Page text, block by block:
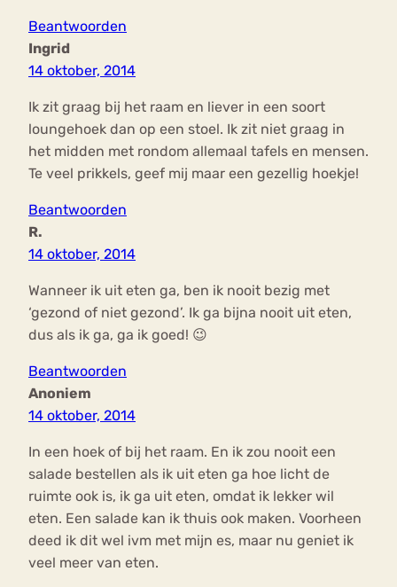
Beantwoorden
Ingrid
14 oktober, 2014
Ik zit graag bij het raam en liever in een soort
loungehoek dan op een stoel. Ik zit niet graag in
het midden met rondom allemaal tafels en mensen.
Te veel prikkels, geef mij maar een gezellig hoekje!
Beantwoorden
R.
14 oktober, 2014
Wanneer ik uit eten ga, ben ik nooit bezig met
‘gezond of niet gezond’. Ik ga bijna nooit uit eten,
dus als ik ga, ga ik goed! 😉
Beantwoorden
Anoniem
14 oktober, 2014
In een hoek of bij het raam. En ik zou nooit een
salade bestellen als ik uit eten ga hoe licht de
ruimte ook is, ik ga uit eten, omdat ik lekker wil
eten. Een salade kan ik thuis ook maken. Voorheen
deed ik dit wel ivm met mijn es, maar nu geniet ik
veel meer van eten.